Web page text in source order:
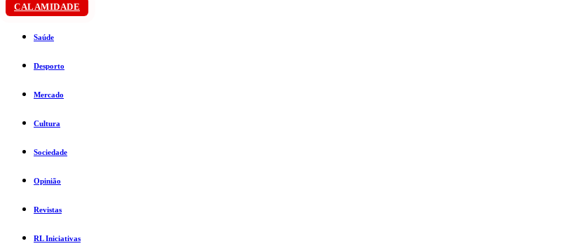
CALAMIDADE
Saúde
Desporto
Mercado
Cultura
Sociedade
Opinião
Revistas
RL Iniciativas